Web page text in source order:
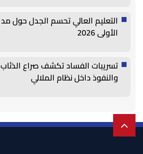
التعليم العالي تحسم الجدل حول
الأولى 2026
تسريبات الفساد تكشف صراع
والنفوذ داخل نظام الملالي